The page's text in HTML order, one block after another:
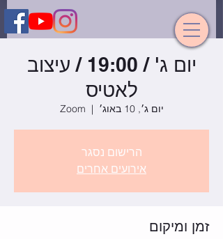
יום ג' / 19:00 / עיצוב
לאטיס
יום ג׳, 10 באוג׳
  |
Zoom
הרישום נסגר
אירועים אחרים
זמן ומיקום